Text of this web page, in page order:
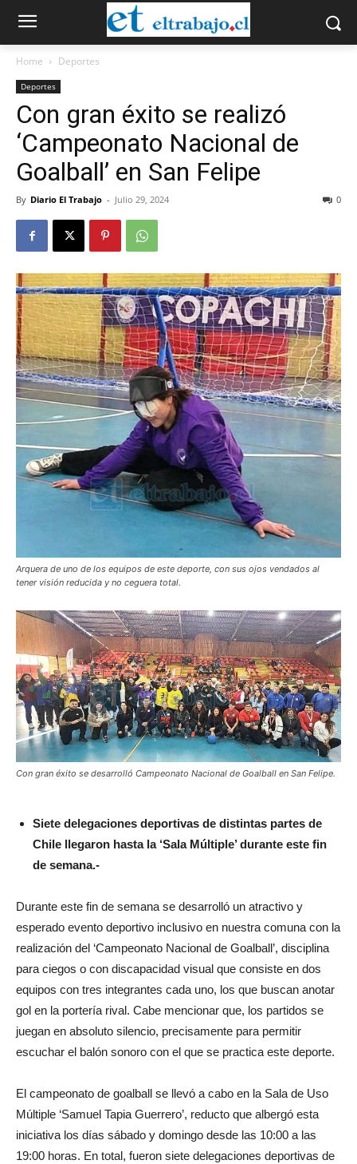
Home Deportes
Deportes
Con gran éxito se realizó
‘Campeonato Nacional de
Goalball’ en San Felipe
By Diario El Trabajo - Julio 29, 2024 0
Arquera de uno de los equipos de este deporte, con sus ojos vendados al
tener visión reducida y no ceguera total.
Con gran éxito se desarrolló Campeonato Nacional de Goalball en San Felipe.
Siete delegaciones deportivas de distintas partes de
Chile llegaron hasta la ‘Sala Múltiple’ durante este fin
de semana.-
Durante este fin de semana se desarrolló un atractivo y
esperado evento deportivo inclusivo en nuestra comuna con la
realización del ‘Campeonato Nacional de Goalball’, disciplina
para ciegos o con discapacidad visual que consiste en dos
equipos con tres integrantes cada uno, los que buscan anotar
gol en la portería rival. Cabe mencionar que, los partidos se
juegan en absoluto silencio, precisamente para permitir
escuchar el balón sonoro con el que se practica este deporte.
El campeonato de goalball se llevó a cabo en la Sala de Uso
Múltiple ‘Samuel Tapia Guerrero’, reducto que albergó esta
iniciativa los días sábado y domingo desde las 10:00 a las
19:00 horas. En total, fueron siete delegaciones deportivas de